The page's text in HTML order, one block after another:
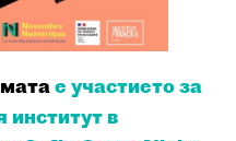
е участието за
в